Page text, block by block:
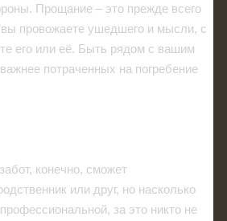
Прощание – это прежде всего
провожаете ушедшего и мысли, с
его или её. Быть рядом с вашим
потраченных на погребение
конечно, сможет
или друг, но насколько
за это никто не